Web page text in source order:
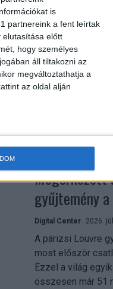
is
partnereink a fent leírtak
elutasítása előtt
hogy személyes
áll tiltakozni az
megváltoztathatja a
az oldal alján
szerezhetik
Digital Center 2026.
A munkavállalók
munkában, ám
szervezetnél
világos
különösen ott
üzleti
Megérkezett
gyűjtemény
Digital Center 2026.
A párizsi Louvre
most először
Ezzel a világ
összesen már 51